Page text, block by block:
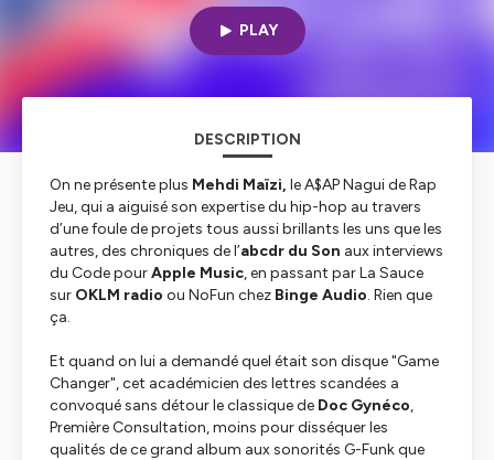
PLAY
DESCRIPTION
On ne présente plus Mehdi Maïzi, le A$AP Nagui deRap
Jeu, qui a aiguisé son expertise du hip-hop au travers
d’une foule de projets tous aussi brillants les uns que les
autres, des chroniques de l’abcdr du Son aux interviews
du CodepourApple Music, en passant parLa Sauce
sur OKLM radio ou NoFun chez Binge Audio. Rien que
ça.
Et quand on lui a demandé quel était son disque "Game
Changer", cet académicien des lettres scandées a
convoqué sans détour le classique de Doc Gynéco,
Première Consultation, moins pour disséquer les
qualités de ce grand album aux sonorités G-Funk que